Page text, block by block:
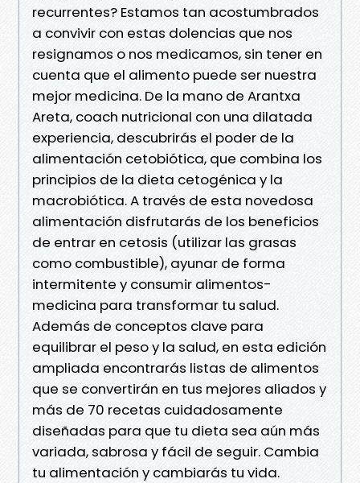
recurrentes? Estamos tan acostumbrados
a convivir con estas dolencias que nos
resignamos o nos medicamos, sin tener en
cuenta que el alimento puede ser nuestra
mejor medicina. De la mano de Arantxa
Areta, coach nutricional con una dilatada
experiencia, descubrirás el poder de la
alimentación cetobiótica, que combina los
principios de la dieta cetogénica y la
macrobiótica. A través de esta novedosa
alimentación disfrutarás de los beneficios
de entrar en cetosis (utilizar las grasas
como combustible), ayunar de forma
intermitente y consumir alimentos-
medicina para transformar tu salud.
Además de conceptos clave para
equilibrar el peso y la salud, en esta edición
ampliada encontrarás listas de alimentos
que se convertirán en tus mejores aliados y
más de 70 recetas cuidadosamente
diseñadas para que tu dieta sea aún más
variada, sabrosa y fácil de seguir. Cambia
tu alimentación y cambiarás tu vida.